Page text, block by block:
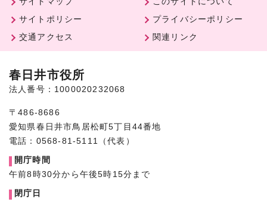
サイトポリシー
プライバシーポリシー
交通アクセス
関連リンク
春日井市役所
法人番号：1000020232068
〒486-8686
愛知県春日井市鳥居松町5丁目44番地
電話：0568-81-5111（代表）
開庁時間
午前8時30分から午後5時15分まで
閉庁日